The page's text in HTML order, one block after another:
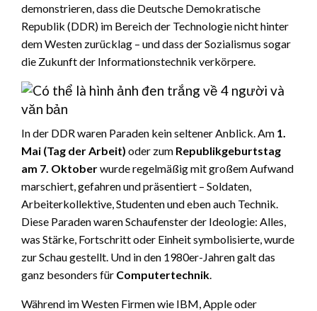
demonstrieren, dass die Deutsche Demokratische
Republik (DDR) im Bereich der Technologie nicht hinter
dem Westen zurücklag – und dass der Sozialismus sogar
die Zukunft der Informationstechnik verkörpere.
In der DDR waren Paraden kein seltener Anblick. Am 1.
Mai (Tag der Arbeit) oder zum Republikgeburtstag
am 7. Oktoberwurde regelmäßig mit großem Aufwand
marschiert, gefahren und präsentiert – Soldaten,
Arbeiterkollektive, Studenten und eben auch Technik.
Diese Paraden waren Schaufenster der Ideologie: Alles,
was Stärke, Fortschritt oder Einheit symbolisierte, wurde
zur Schau gestellt. Und in den 1980er-Jahren galt das
ganz besonders für Computertechnik
Während im Westen Firmen wie IBM, Apple oder